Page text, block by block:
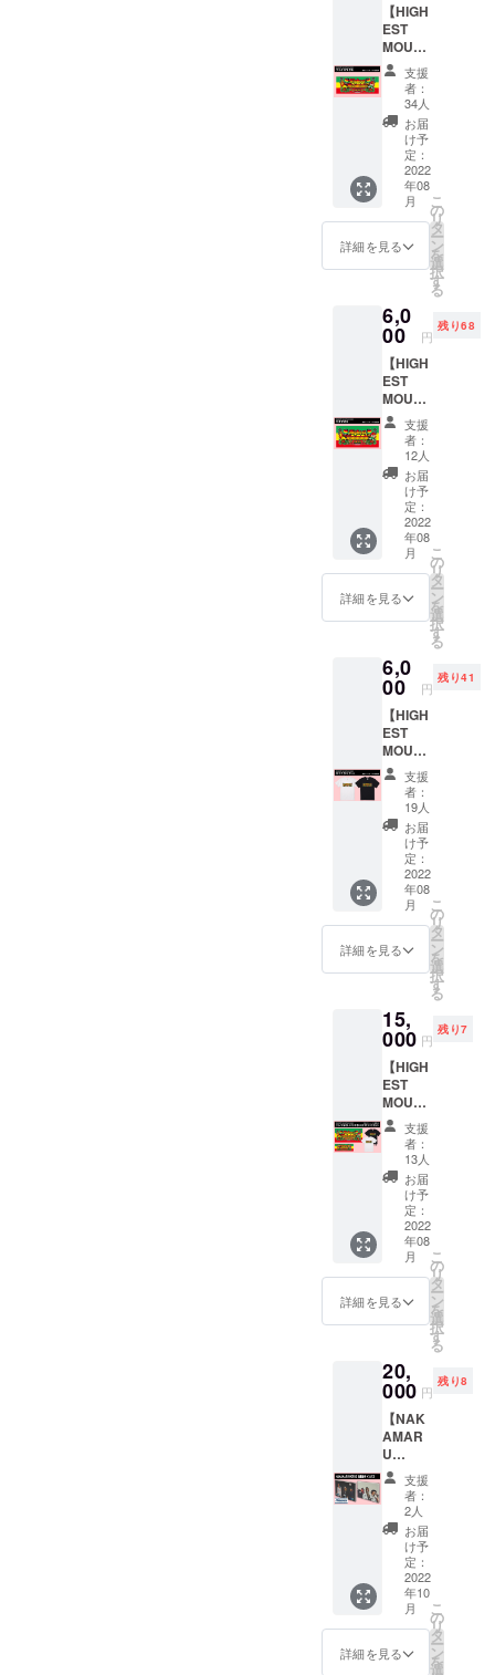
【HIGH
EST
MOUNT
AIN
2022
フェイ
スタオ
ル】
4,000円
"ハイエ
ストマ
ウンテ
ン2022
のフェ
イスタ
テッ
カー
付)”を
リター
ンとさ
せてい
ただき
ます。
デザイ
ンはイ
ラスト
レー
ターの
ムラサ
キ氏。
また、
KYARA
による
ハイエ
ウンテ
ン出演
者の楽
曲を使
用した
オリジ
ナルMIX
音源
データ
をメー
ルでお
届けさ
せてい
ただき
・品名 :
スタオ
ル ・数
量 : 1 ・
サイズ :
34cm×
84cm
・素材 :
綿100%
・カ
ラー :
ラスタ
＊デザ
インは
変更に
なる場
ざいま
す。お
届けは8
以降と
なりま
す。
支援
者：
34人
お届
け予
定：
2022
年08
月
詳細を見る
こ
の
リ
タ
ー
ン
を
選
択
す
る
6,0
00 円
残り68
【HIGH
EST
MOUNT
AIN
2022 バ
スタオ
ル】
6,000円
"ハイエ
ストマ
ウンテ
ン2022
のバス
タオル
(限定ス
付)”を
リター
ンとさ
せてい
ただき
ます。
デザイ
ンはイ
ラスト
レー
ターの
ムラサ
キ氏。
また、
KYARA
(MIGHT
Y JAM
ストマ
ウンテ
者の楽
曲を使
用した
オリジ
ナルMIX
音源
データ
をメー
ルでお
届けさ
せてい
ただき
ます。
・品名 :
・サイ
ズ :
58cm×
118cm
・素材 :
綿100%
・カ
ラー :
ラスタ
＊デザ
インは
変更に
なる場
合がご
ざいま
届けは8
支援
者：
12人
お届
け予
定：
2022
年08
月
詳細を見る
こ
の
リ
タ
ー
ン
を
選
択
す
る
6,0
00 円
残り41
【HIGH
EST
MOUNT
AIN
2022 ロ
ゴTシャ
ツ】
6,000円
"ハイエ
ストマ
ウンテ
ン2022
のロゴT
シャツ
(ホワイ
(限定ス
テッ
カー
付)”を
セット
でリ
ターン
とさせ
ていた
だきま
す。デ
ザイン
はイラ
スト
レー
ターの
ムラサ
(MIGHT
Y JAM
による
ハイエ
ストマ
ウンテ
ン出演
者の楽
曲を使
用した
オリジ
ナルMIX
音源
データ
をメー
ルでお
支援
者：
19人
お届
け予
定：
2022
年08
月
詳細を見る
こ
の
リ
タ
ー
ン
を
選
択
す
る
15,
000 円
残り7
【HIGH
EST
MOUNT
AIN
2022
フェイ
スタオ
ル＋バ
スタオ
ル＋ロ
ゴTシャ
ツ セッ
ト】
15,000
円 "ハイ
テン
2022の
フェイ
スタオ
ル＋バ
スタオ
ル＋ロ
ゴTシャ
ツ(ホワ
イト or
ブラッ
ク)(限定
ステッ
カー
付)”を
セット
でリ
支援
者：
13人
お届
け予
定：
2022
年08
月
詳細を見る
こ
の
リ
タ
ー
ン
を
選
択
す
る
20,
000 円
残り8
【NAK
AMAR
U
WORK
S 似顔
絵キャ
ンバ
ス】
20,000
NAKA
MARU
WORK
Sの
BOXER
支援
者：
2人
お届
け予
定：
2022
年10
月
詳細を見る
こ
の
リ
タ
ー
ン
を
選